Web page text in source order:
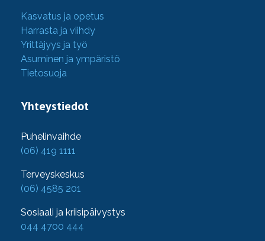
Kasvatus ja opetus
Harrasta ja viihdy
Yrittäjyys ja työ
Asuminen ja ympäristö
Tietosuoja
Yhteystiedot
Puhelinvaihde
(06) 419 1111
Terveyskeskus
(06) 4585 201
Sosiaali ja kriisipäivystys
044 4700 444